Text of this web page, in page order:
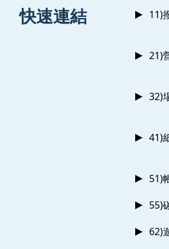
快速連結 11)
21)
32)
41)
51)
55)
62)